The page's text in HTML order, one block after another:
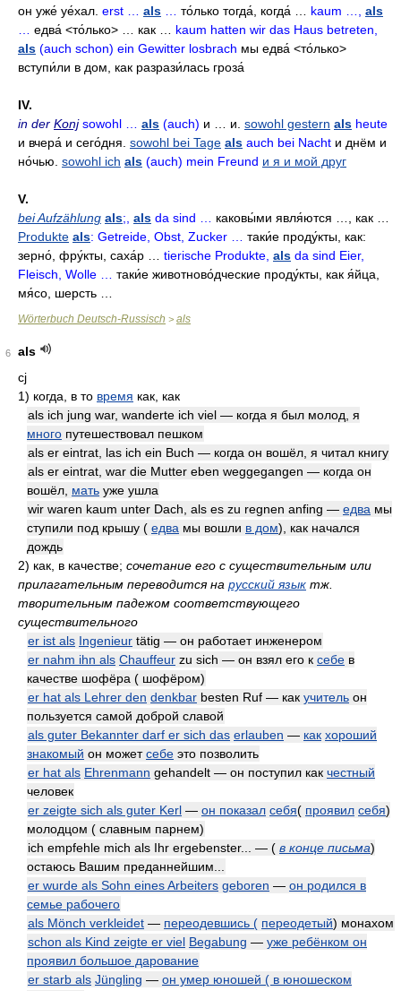
он уже́ уе́хал erst … als то́лько тогда́ когда́ … kaum …, als
едва́ <то́лько> … как …
kaum hatten wir das Haus betreten,
als (auch schon) ein Gewitter losbrach мы едва́ <то́лько>
вступи́ли в дом
как разрази́лась гроза́
IV.
in der Konj sowohl … als (auch) и … и sowohl gestern als heute
и вчера́ и сего́дня sowohl bei Tage als auch bei Nacht и днём и
но́чью sowohl ich als (auch) mein Freund и я и мой друг
V.
bei Aufzählung als;, als da sind … каковы́ми явля́ются …, как …
Produkte als: Getreide, Obst, Zucker … таки́е проду́кты как:
зерно́ фру́кты саха́р … tierische Produkte, als da sind Eier,
Fleisch, Wolle … таки́е животново́дческие проду́кты как я́йца
мя́со шерсть …
Wörterbuch Deutsch-Russisch > als
6
als
cj
1) когда, в то время как, как
als ich jung war, wanderte ich viel — когда я был молод, я
много путешествовал пешком
als er eintrat, las ich ein Buch — когда он вошёл, я читал книгу
als er eintrat, war die Mutter eben weggegangen — когда он
вошёл, мать уже ушла
wir waren kaum unter Dach, als es zu regnen anfing — едва мы
ступили под крышу ( едва мы вошли в дом), как начался
дождь
2) как, в качестве; сочетание его с существительным или
прилагательным переводится на русский язык тж.
творительным падежом соответствующего
существительного
er ist als Ingenieur tätig — он работает инженером
er nahm ihn als Chauffeur zu sich — он взял его к себе в
качестве шофёра ( шофёром)
er hat als Lehrer den denkbar besten Ruf — как учитель он
пользуется самой доброй славой
als guter Bekannter darf er sich das erlauben — как хороший
знакомый он можетсебе это позволить
er hat als Ehrenmann gehandelt — он поступил как честный
человек
er zeigte sich als guter Kerl — он показал себя( проявил себя)
молодцом ( славным парнем)
ich empfehle mich als Ihr ergebenster... — ( в конце письма)
остаюсь Вашим преданнейшим...
er wurde als Sohn eines Arbeiters geboren — он родился в
семье рабочего
als Mönch verkleidet — переодевшись ( переодетый) монахом
schon als Kind zeigte er viel Begabung — уже ребёнком он
проявил большое дарование
er starb als Jüngling — он умер юношей ( в юношеском